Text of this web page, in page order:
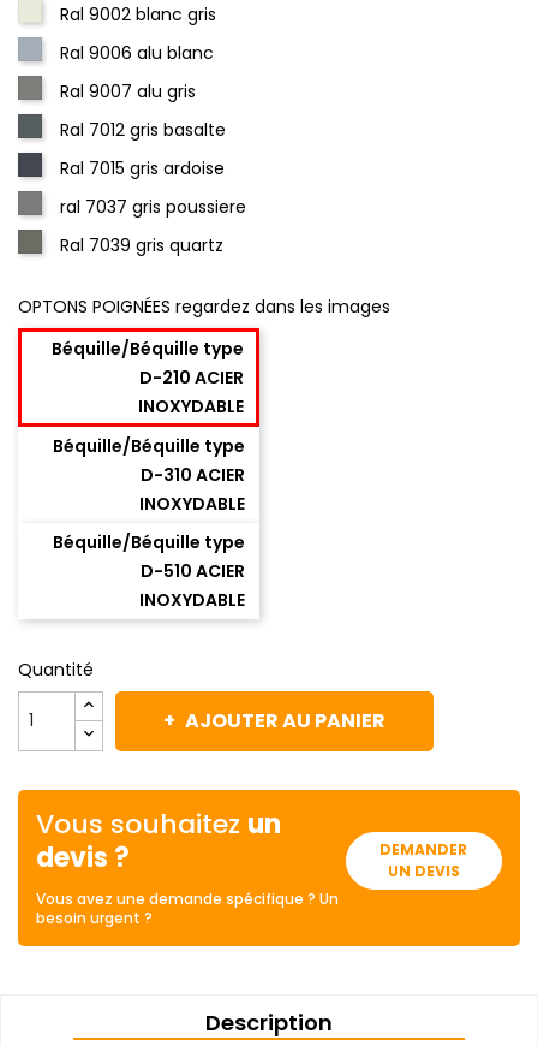
Ral 9002 blanc gris
Ral 9006 alu blanc
Ral 9007 alu gris
Ral 7012 gris basalte
Ral 7015 gris ardoise
ral 7037 gris poussiere
Ral 7039 gris quartz
OPTONS POIGNÉES regardez dans les images
Béquille/Béquille type
D-210 ACIER
INOXYDABLE
Béquille/Béquille type
D-310 ACIER
INOXYDABLE
Béquille/Béquille type
D-510 ACIER
INOXYDABLE
Quantité
AJOUTER AU PANIER
Vous souhaitez un
devis ?
Vous avez une demande spécifique ? Un
besoin urgent ?
DEMANDER
UN DEVIS
Description